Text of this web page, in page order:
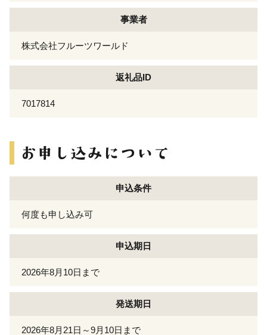
事業者
株式会社フルーツワールド
返礼品ID
7017814
申込条件
何度も申し込み可
申込期日
2026年8月10日まで
発送期日
2026年8月21日～9月10日まで